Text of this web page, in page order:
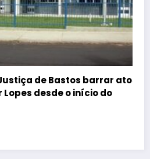
de Bastos barrar atos da
desde o início do